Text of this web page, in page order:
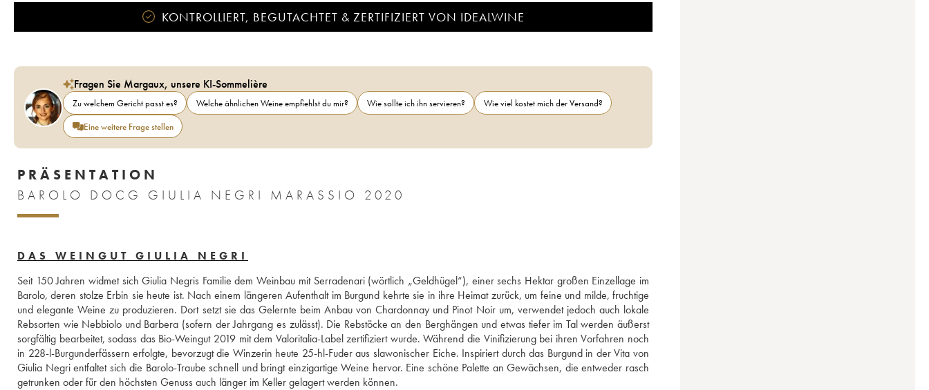
KONTROLLIERT, BEGUTACHTET & ZERTIFIZIERT VON IDEALWINE
Fragen Sie Margaux, unsere KI-Sommelière
Zu welchem Gericht passt es? Welche ähnlichen Weine empfiehlst du mir? Wie sollte ich ihn servieren?
Wie viel kostet mich der Versand?
Eine weitere Frage stellen
PRÄSENTATION
BAROLO DOCG GIULIA NEGRI MARASSIO 2020
DAS WEINGUT GIULIA NEGRI
Seit 150 Jahren widmet sich Giulia Negris Familie dem Weinbau mit Serradenari (wörtlich „Geldhügel“), einer sechs Hektar großen Einzellage im
Barolo, deren stolze Erbin sie heute ist. Nach einem längeren Aufenthalt im Burgund kehrte sie in ihre Heimat zurück, um feine und milde, fruchtige
und elegante Weine zu produzieren. Dort setzt sie das Gelernte beim Anbau von Chardonnay und Pinot Noir um, verwendet jedoch auch lokale
Rebsorten wie Nebbiolo und Barbera (sofern der Jahrgang es zulässt). Die Rebstöcke an den Berghängen und etwas tiefer im Tal werden äußerst
sorgfältig bearbeitet, sodass das Bio-Weingut 2019 mit dem Valoritalia-Label zertifiziert wurde. Während die Vinifizierung bei ihren Vorfahren noch
in 228-l-Burgunderfässern erfolgte, bevorzugt die Winzerin heute 25-hl-Fuder aus slawonischer Eiche. Inspiriert durch das Burgund in der Vita von
Giulia Negri entfaltet sich die Barolo-Traube schnell und bringt einzigartige Weine hervor. Eine schöne Palette an Gewächsen, die entweder rasch
getrunken oder für den höchsten Genuss auch länger im Keller gelagert werden können.